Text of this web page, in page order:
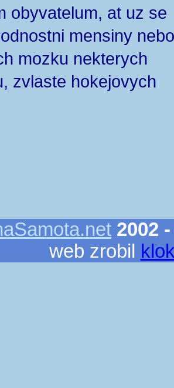
obyvatelum, at uz se
mensiny nebo
mozku nekterych
zvlaste hokejovych
2002
web zrobil